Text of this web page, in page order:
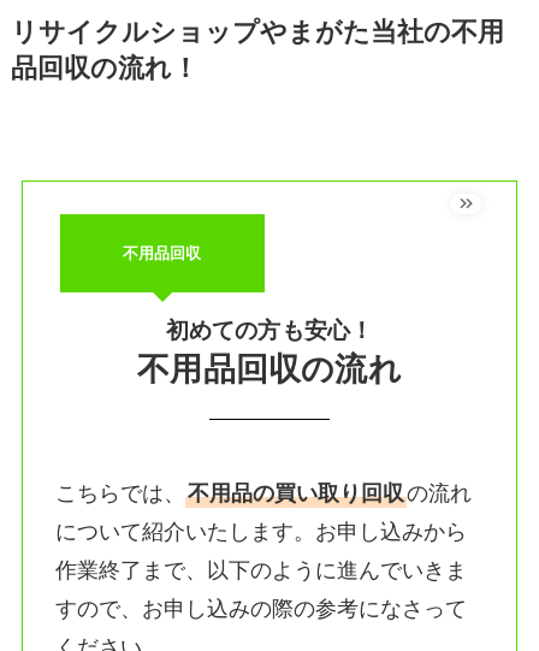
リサイクルショップやまがた当社の不用
品回収の流れ！
不用品回収
初めての方も安心！
不用品回収の流れ
こちらでは、 不用品の買い取り回収の流れ
について紹介いたします。お申し込みから
作業終了まで、以下のように進んでいきま
すので、お申し込みの際の参考になさって